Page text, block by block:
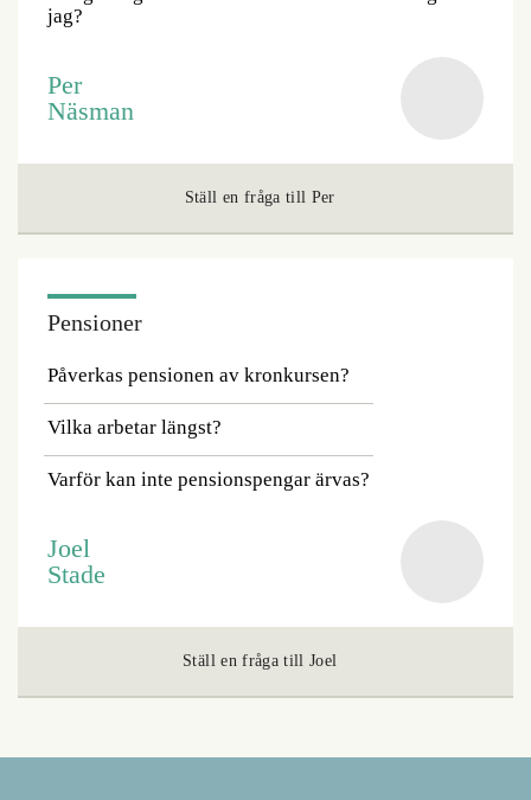
jag?
Per
Näsman
Ställ en fråga till Per
Pensioner
Påverkas pensionen av kronkursen?
Vilka arbetar längst?
Varför kan inte pensionspengar ärvas?
Joel
Stade
Ställ en fråga till Joel